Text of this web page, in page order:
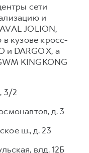
сети
и
JOLION,
кузове кросс-
и DARGO X, а
KINGKONG
3/2
д. 3
ш., д. 23
влд. 12Б